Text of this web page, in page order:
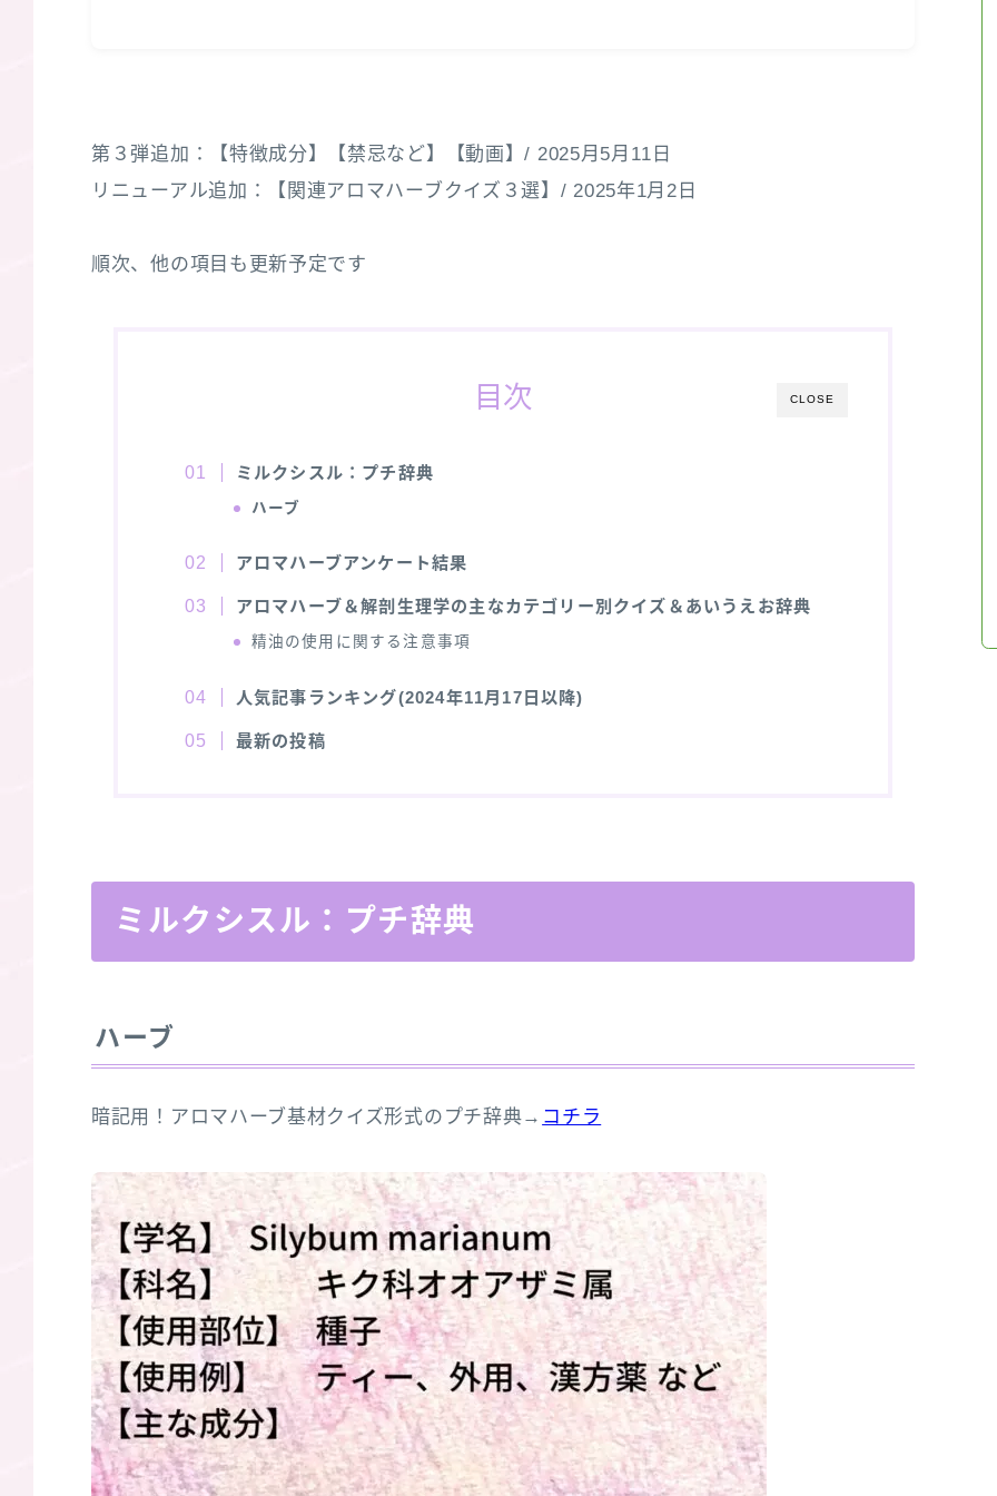
第３弾追加：【特徴成分】【禁忌など】【動画】/ 2025月5月11日
リニューアル追加：【関連アロマハーブクイズ３選】/ 2025年1月2日
順次、他の項目も更新予定です
CLOSE
目次
ミルクシスル：プチ辞典
ハーブ
アロマハーブアンケート結果
アロマハーブ＆解剖生理学の主なカテゴリー別クイズ＆あいうえお辞典
精油の使用に関する注意事項
人気記事ランキング(2024年11月17日以降)
最新の投稿
ミルクシスル：プチ辞典
ハーブ
暗記用！アロマハーブ基材クイズ形式のプチ辞典→ コチラ